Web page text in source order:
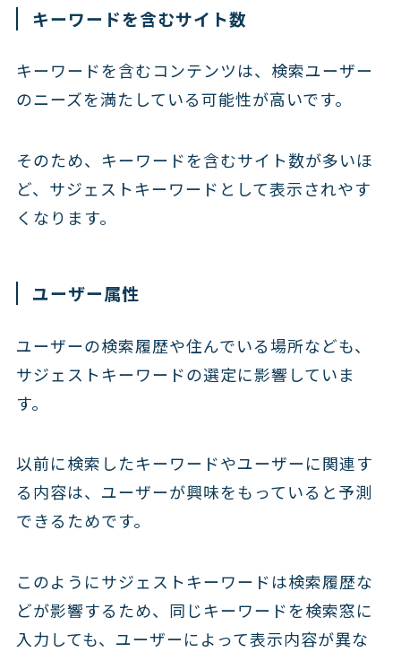
キーワードを含むサイト数
キーワードを含むコンテンツは、検索ユーザー
のニーズを満たしている可能性が高いです。
そのため、キーワードを含むサイト数が多いほ
ど、サジェストキーワードとして表示されやす
くなります。
ユーザー属性
ユーザーの検索履歴や住んでいる場所なども、
サジェストキーワードの選定に影響していま
す。
以前に検索したキーワードやユーザーに関連す
る内容は、ユーザーが興味をもっていると予測
できるためです。
このようにサジェストキーワードは検索履歴な
どが影響するため、同じキーワードを検索窓に
入力しても、ユーザーによって表示内容が異な